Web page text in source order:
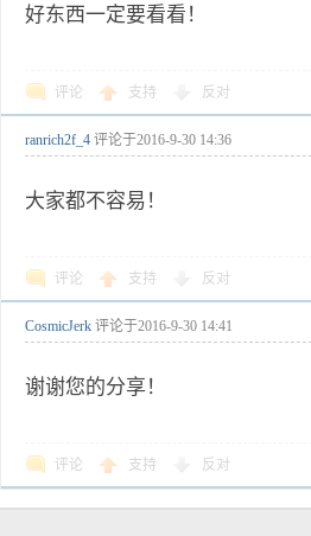
好东西一定要看看！
评论 支持 反对
ranrich2f_4 评论于2016-9-30 14:36
大家都不容易！
评论 支持 反对
CosmicJerk 评论于2016-9-30 14:41
谢谢您的分享！
评论 支持 反对